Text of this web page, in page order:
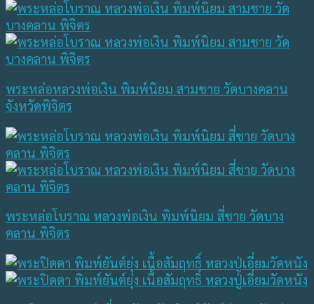
พระหล่อหลวงพ่อเงิน พิมพ์นิยม สามชาย วัดบางคลาน
จังหวัดพิจิตร
พระหล่อโบราณ หลวงพ่อเงิน พิมพ์นิยม สี่ชาย วัดบาง
คลาน พิจิตร